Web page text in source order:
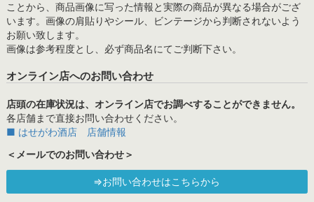
ことから、商品画像に写った情報と実際の商品が異なる場合がござ
います。画像の肩貼りやシール、ビンテージから判断されないよう
お願い致します。
画像は参考程度とし、必ず商品名にてご判断下さい。
オンライン店へのお問い合わせ
店頭の在庫状況は、オンライン店でお調べすることができません。
各店舗まで直接お問い合わせください。
■ はせがわ酒店 店舗情報
＜メールでのお問い合わせ＞
⇒お問い合わせはこちらから